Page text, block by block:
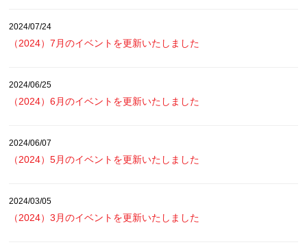
2024/07/24
（2024）7月のイベントを更新いたしました
2024/06/25
（2024）6月のイベントを更新いたしました
2024/06/07
（2024）5月のイベントを更新いたしました
2024/03/05
（2024）3月のイベントを更新いたしました